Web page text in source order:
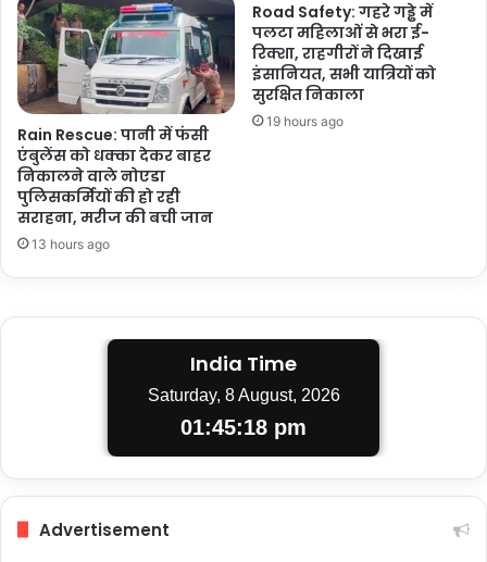
Rain Rescue: पानी में फंसी
एंबुलेंस को धक्का देकर बाहर
निकालने वाले नोएडा
पुलिसकर्मियों की हो रही
सराहना, मरीज की बची जान
13 hours ago
Road Safety: गहरे गड्ढे में
पलटा महिलाओं से भरा ई-
रिक्शा, राहगीरों ने दिखाई
इंसानियत, सभी यात्रियों को
सुरक्षित निकाला
19 hours ago
India Time
Saturday, 8 August, 2026
01:45:19 pm
Advertisement